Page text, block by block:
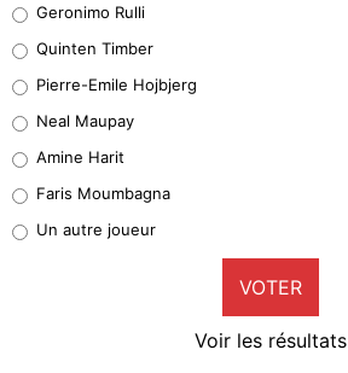
32%
5%
1%
9%
Geronimo Rulli
Quinten Timber
Pierre-Emile Hojbjerg
Neal Maupay
Amine Harit
Faris Moumbagna
Un autre joueur
VOTER
Voir les résultats